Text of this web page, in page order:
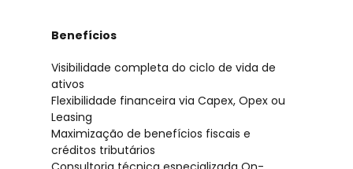
Benefícios
Visibilidade completa do ciclo de vida de
ativos
Flexibilidade financeira via Capex, Opex ou
Leasing
Maximização de benefícios fiscais e
créditos tributários